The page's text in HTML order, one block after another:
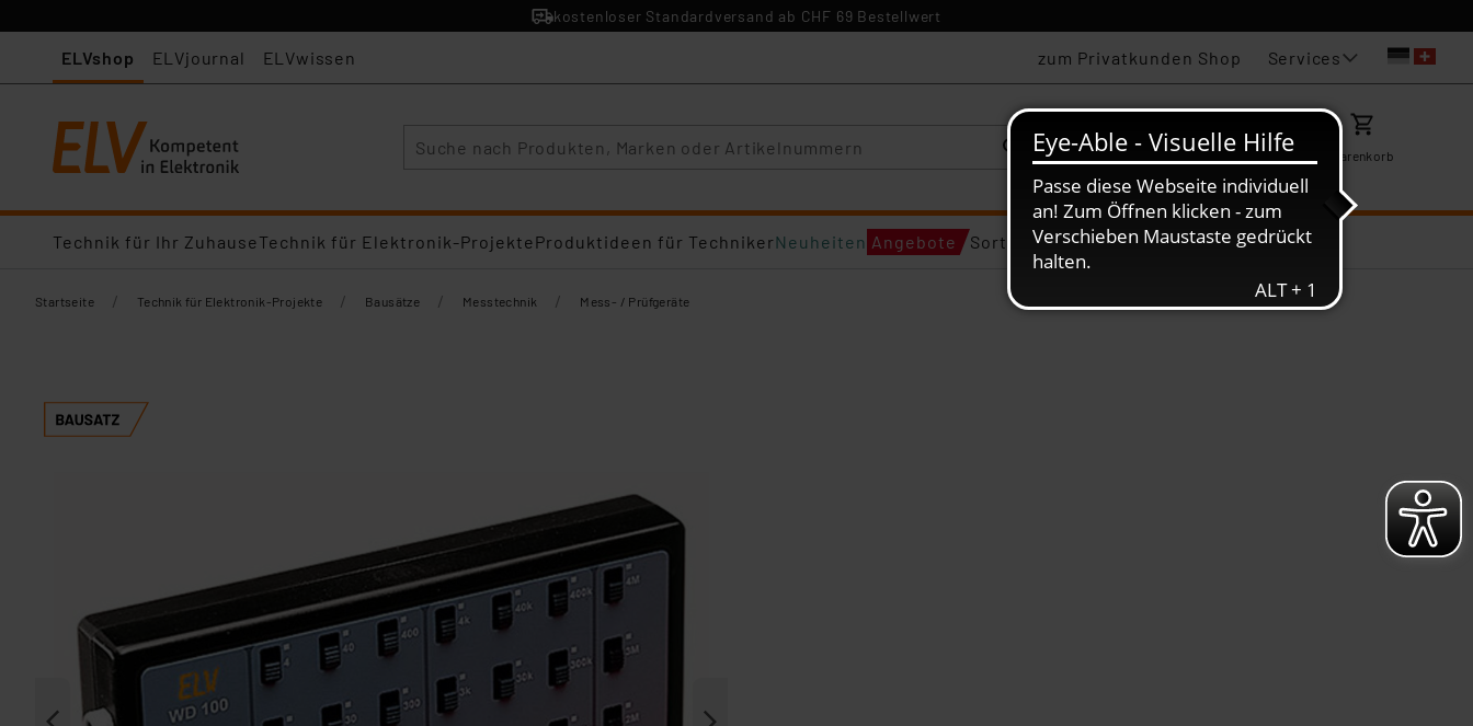
kostenloser Standardversand ab CHF 69 Bestellwert
ELVshop ELVjournal ELVwissen zum Privatkunden Shop Services
KarriereMein ELV Merkzettel Warenkorb
Technik für Ihr ZuhauseTechnik für Elektronik-ProjekteProduktideen für TechnikerNeuheiten Angebote Sortiments-Deals
Startseite / Technik für Elektronik-Projekte / Bausätze / Messtechnik / Mess- / Prüfgeräte